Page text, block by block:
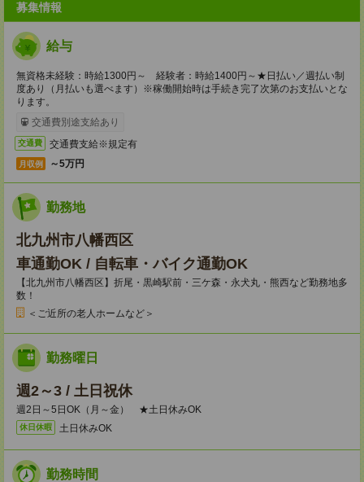
募集情報
給与
無資格未経験：時給1300円～ 経験者：時給1400円～★日払い／週払い制
度あり（月払いも選べます）※稼働開始時は手続き完了次第のお支払いとな
ります。
交通費別途支給あり
交通費 交通費支給※規定有
月収例 ～5万円
勤務地
北九州市八幡西区
車通勤OK / 自転車・バイク通勤OK
【北九州市八幡西区】折尾・黒崎駅前・三ケ森・永犬丸・熊西など勤務地多
数！
＜ご近所の老人ホームなど＞
勤務曜日
週2～3 / 土日祝休
週2日～5日OK（月～金） ★土日休みOK
休日休暇 土日休みOK
勤務時間